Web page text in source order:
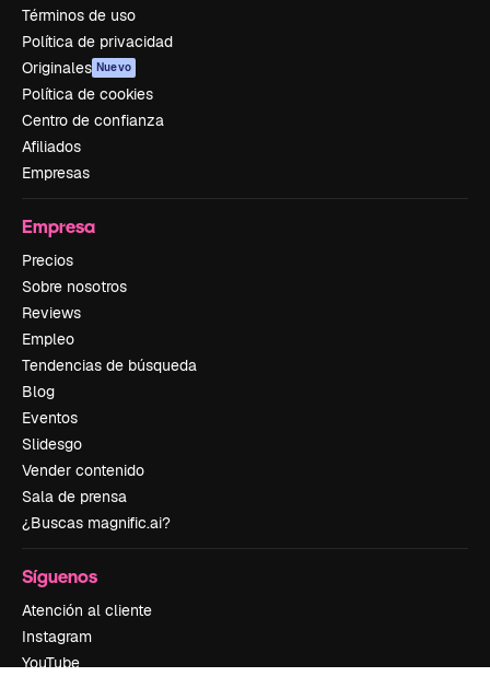
Términos de uso
Política de privacidad
Originales Nuevo
Política de cookies
Centro de confianza
Afiliados
Empresas
Empresa
Precios
Sobre nosotros
Reviews
Empleo
Tendencias de búsqueda
Blog
Eventos
Slidesgo
Vender contenido
Sala de prensa
¿Buscas magnific.ai?
Síguenos
Atención al cliente
Instagram
YouTube